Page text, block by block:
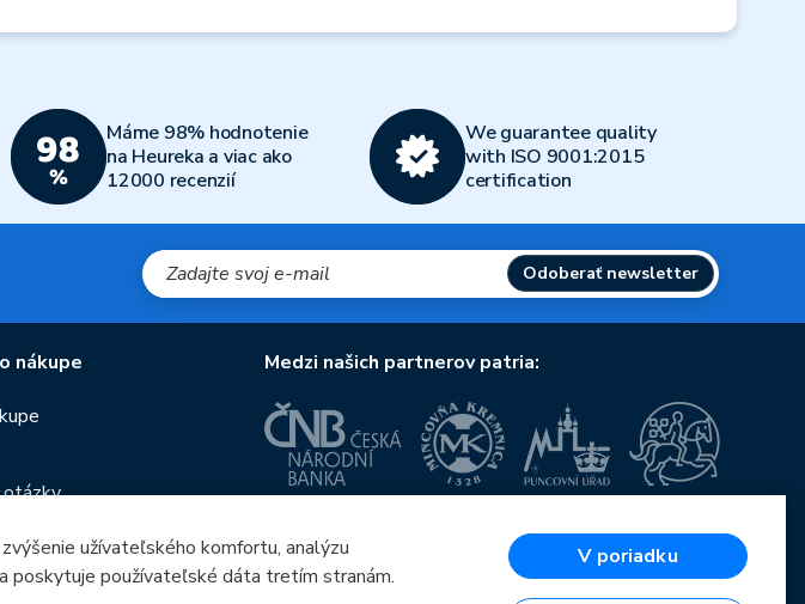
Máme 98% hodnotenie
na Heureka a viac ako
12000 recenzií
We guarantee quality
with ISO 9001:2015
certification
Odoberať newsletter
nákupe
mincovne
Medzi našich partnerov patria:
Európsky fond pre regionálny rozvoj
OP Podnikanie a inovácie pre konkurencieschopnosť
Európska únia
užívateľského komfortu, analýzu
poskytuje používateľské dáta tretím stranám.
V poriadku